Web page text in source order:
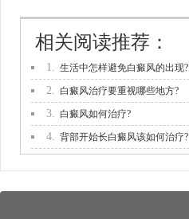
1. 生活中怎样避免白癜风的出现?
2. 白癜风治疗要重视哪些地方?
3. 白癜风如何治疗?
4. 背部开始长白癜风该如何治疗?
相关阅读推荐：